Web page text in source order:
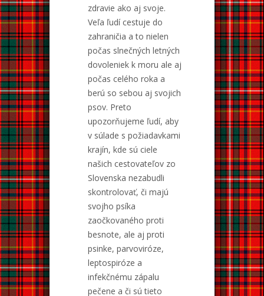
zdravie ako aj svoje.
Veľa ľudí cestuje do
zahraničia a to nielen
počas slnečných letných
dovoleniek k moru ale aj
počas celého roka a
berú so sebou aj svojich
psov. Preto
upozorňujeme ľudí, aby
v súlade s požiadavkami
krajín, kde sú ciele
našich cestovateľov zo
Slovenska nezabudli
skontrolovať, či majú
svojho psíka
zaočkovaného proti
besnote, ale aj proti
psinke, parvoviróze,
leptospiróze a
infekčnému zápalu
pečene a či sú tieto